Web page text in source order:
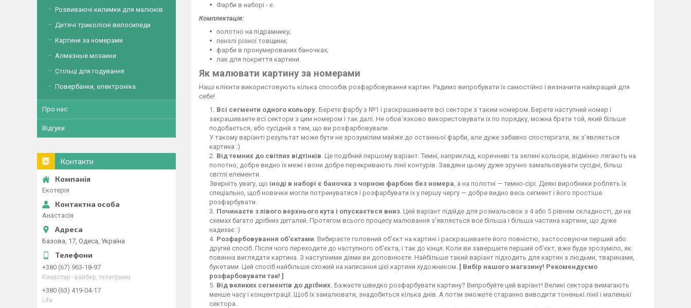
Фарби в наборі - є.
Комплектація:
полотно на підрамнику;
пензлі різної товщини;
фарби в пронумерованих баночках;
лак для покриття картини.
Як малювати картину за номерами
Наші клієнти використовують кілька способів розфарбовування картин. Радимо випробувати їх самостійно і визначити найкращий для
себе!
Всі сегменти одного кольору. Берете фарбу з №1 і раскрашиваете всі сектори з таким номером. Берете наступний номер і
закрашиваете всі сектори з цим номером і так далі. Не обов'язково використовувати їх по порядку, можна брати той, який більше
подобається, або сусідній з тим, що ви розфарбовували.
У такому варіанті результат може бути не зрозумілим майже до останньої фарби, але дуже забавно спостерігати, як з'являється
картина :)
Від темних до світлих відтінків . Це подібний першому варіант. Темні, наприклад, коричневі та зелені кольори, відмінно лягають на
полотно, добре видно їх межі і вони добре перекривають лінії контурів. Завдяки цьому дуже зручно замальовувати сусідні, більш
світлі елементи.
Зверніть увагу, що іноді в наборі є баночка з чорною фарбою без номера , а на полотні — темно-сірі. Деякі виробники роблять їх
спеціально, щоб новачки могли потренуватися і розфарбувати їх у першу чергу — добре видно весь сегмент і його простіше
розфарбувати.
Починаєте з лівого верхнього кута і опускаєтеся вниз . Цей варіант підійде для розмальовок з 4 або 5 рівнем складності, де на
схемах багато дрібних деталей. Протягом всього процесу малювання з'являється все більша і більша частина картини, що дуже
надихає :)
Розфарбовування об'єктами . Вибираєте головний об'єкт на картині і раскрашиваете його повністю, застосовуючи перший або
другий спосіб. Після чого переходите до наступного об'єкта, і так до кінця. Коли ви завершите перший об'єкт, вже буде зрозуміло, як
повинна виглядати картина. З наступними діями ви доповнюєте. Найбільше такий варіант підходить для картин з людьми, тваринами,
букетами. Цей спосіб найбільше схожий на написання цієї картини художником.
[ Вибір нашого магазину! Рекомендуємо
розфарбовувати так! ]
Від великих сегментів до дрібних. Бажаєте швидко розфарбувати картину? Випробуйте цей варіант! Великі сектора вимагають
менше часу і концентрації. Щоб їх замалювати, знадобиться кілька днів. А потім зможете старанно виводити тоненькі лінії і маленькі
сектора.
Розвиваючі килимки для малюків
Дитячі триколісні велосипеди
Картини за номерами
Алмазные мозаики
Стільці для годування
Повербанки, електроніка
Про нас
Відгуки
Контакти
Екотерія
Анастасія
Базова, 17, Одеса, Україна
+380 (67) 963-18-97
Киевстар - вайбер, телеграмм
+380 (63) 419-04-17
Life